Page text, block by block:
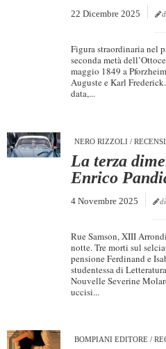
Partnership
Giallo Stresa
Tabù Festival 2014
A Tutto Volume
Salone di Torino
22 Dicembre 2025
Figura straordinaria nel
seconda metà
maggio 1849 a
Auguste e Karl
data,...
NERO RIZZOLI /
La terza
Enrico
4 Novembre 2025
Rue Samson, XIII
notte. Tre morti sul
pensione Ferdinand e
studentessa di
Nouvelle Severine
uccisi...
BOMPIANI EDITORE/